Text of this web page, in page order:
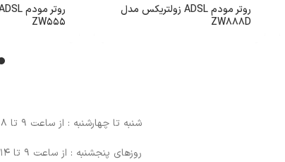
روتر مودم ADSL زولتریکس مدل
ZW888D
ZW555
شنبه تا چهارشنبه : از ساعت 9 تا 18
روزهای پنجشنبه : از ساعت 9 تا 14